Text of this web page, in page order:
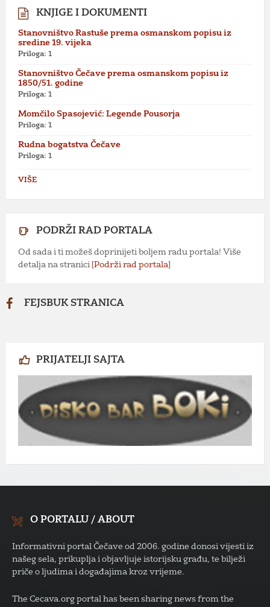
KNJIGE I DOKUMENTI
Stanovništvo Rastuše prema osmanskom popisu iz
sredine 19. vijeka
Priloga: 1
Stanovništvo Čečave prema osmanskom popisu iz
1850/51. godine
Priloga: 1
Momčilo Spasojević: Legende Pousorja
Priloga: 1
Rudna bogatstva Čečave
Priloga: 1
VIŠE
PODRŽI RAD PORTALA
Od sada i ti možeš doprinijeti boljem radu portala! Više
detalja na stranici [Podrži rad portala]
FEJSBUK STRANICA
PRIJATELJI SAJTA
O PORTALU / ABOUT
Informativni portal Čečave od 2006. godine donosi vijesti iz
našeg sela, prikuplja i objavljuje istorijsku građu, te bilježi
priče o ljudima i događajima kroz vrijeme.
The Cecava.org portal has been sharing news from the